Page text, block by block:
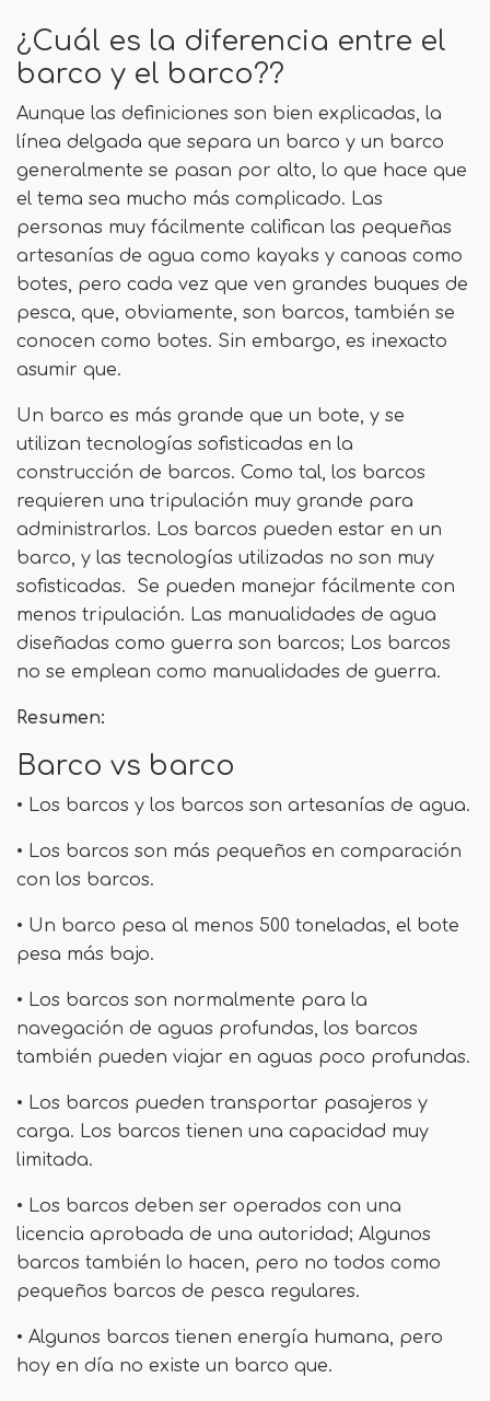
¿Cuál es la diferencia entre el
barco y el barco??
Aunque las definiciones son bien explicadas, la
línea delgada que separa un barco y un barco
generalmente se pasan por alto, lo que hace que
el tema sea mucho más complicado. Las
personas muy fácilmente califican las pequeñas
artesanías de agua como kayaks y canoas como
botes, pero cada vez que ven grandes buques de
pesca, que, obviamente, son barcos, también se
conocen como botes. Sin embargo, es inexacto
asumir que.
Un barco es más grande que un bote, y se
utilizan tecnologías sofisticadas en la
construcción de barcos. Como tal, los barcos
requieren una tripulación muy grande para
administrarlos. Los barcos pueden estar en un
barco, y las tecnologías utilizadas no son muy
sofisticadas. Se pueden manejar fácilmente con
menos tripulación. Las manualidades de agua
diseñadas como guerra son barcos; Los barcos
no se emplean como manualidades de guerra.
Resumen:
Barco vs barco
• Los barcos y los barcos son artesanías de agua.
• Los barcos son más pequeños en comparación
con los barcos.
• Un barco pesa al menos 500 toneladas, el bote
pesa más bajo.
• Los barcos son normalmente para la
navegación de aguas profundas, los barcos
también pueden viajar en aguas poco profundas.
• Los barcos pueden transportar pasajeros y
carga. Los barcos tienen una capacidad muy
limitada.
• Los barcos deben ser operados con una
licencia aprobada de una autoridad; Algunos
barcos también lo hacen, pero no todos como
pequeños barcos de pesca regulares.
• Algunos barcos tienen energía humana, pero
hoy en día no existe un barco que.